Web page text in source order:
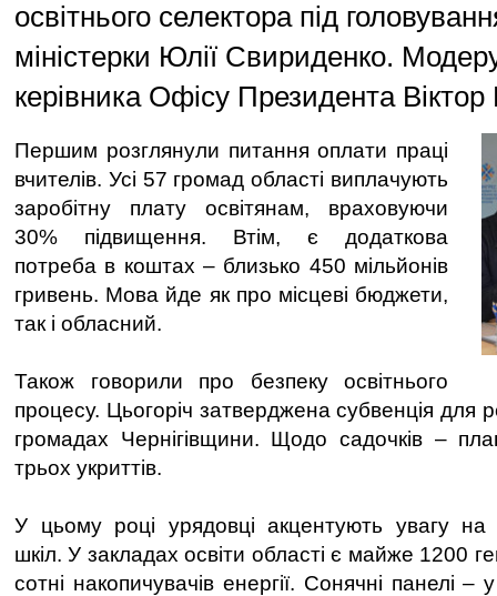
освітнього селектора під
міністерки Юлії Свириденко.
керівника Офісу Президента
Першим розглянули питання оплати праці
вчителів. Усі 57 громад області виплачують
заробітну плату освітянам, враховуючи
30% підвищення. Втім, є додаткова
потреба в коштах – близько 450 мільйонів
гривень. Мова йде як про місцеві бюджети,
так і обласний.
Також говорили про безпеку освітнього
процесу. Цьогоріч затверджена субвенція для
громадах Чернігівщини. Щодо садочків –
трьох укриттів.
У цьому році урядовці акцентують увагу на
шкіл. У закладах освіти області є майже 1200
сотні накопичувачів енергії. Сонячні панелі